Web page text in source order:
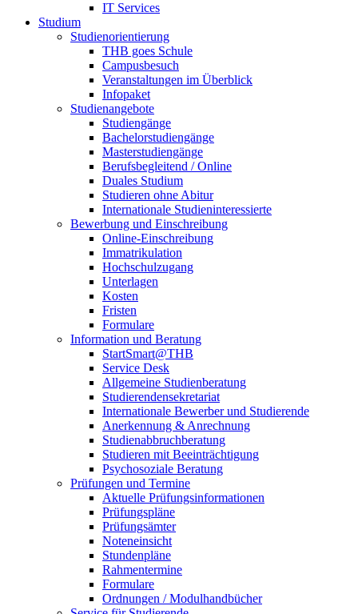
IT Services
Studium
Studienorientierung
THB goes Schule
Campusbesuch
Veranstaltungen im Überblick
Infopaket
Studienangebote
Studiengänge
Bachelorstudiengänge
Masterstudiengänge
Berufsbegleitend / Online
Duales Studium
Studieren ohne Abitur
Internationale Studieninteressierte
Bewerbung und Einschreibung
Online-Einschreibung
Immatrikulation
Hochschulzugang
Unterlagen
Kosten
Fristen
Formulare
Information und Beratung
StartSmart@THB
Service Desk
Allgemeine Studienberatung
Studierendensekretariat
Internationale Bewerber und Studierende
Anerkennung & Anrechnung
Studienabbruchberatung
Studieren mit Beeinträchtigung
Psychosoziale Beratung
Prüfungen und Termine
Aktuelle Prüfungsinformationen
Prüfungspläne
Prüfungsämter
Noteneinsicht
Stundenpläne
Rahmentermine
Formulare
Ordnungen / Modulhandbücher